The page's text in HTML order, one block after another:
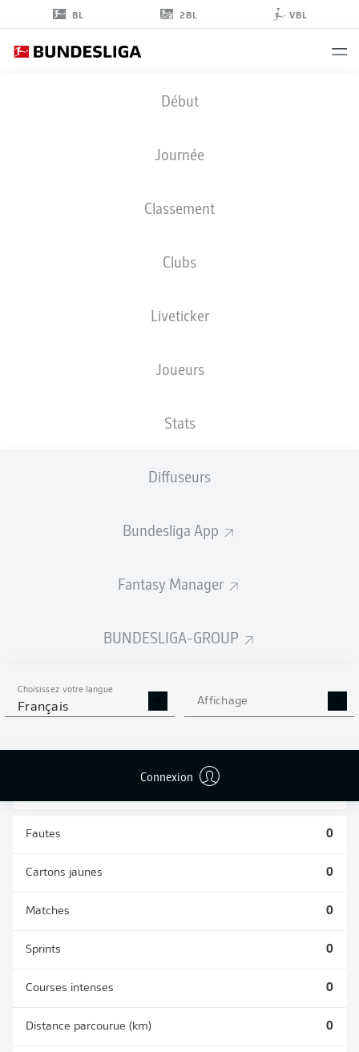
BL 2BL VBL
Début
Journée
Classement
Clubs
Liveticker
Joueurs
Stats
Diffuseurs
Bundesliga App
Fantasy Manager
BUNDESLIGA-GROUP
Choisissez votre langue
Français Affichage
Connexion
STATS DE LA SAISON
2026/2027
0 0
Fautes 0
Cartons jaunes 0
Matches 0
Sprints 0
Courses intenses 0
Distance parcourue (km) 0